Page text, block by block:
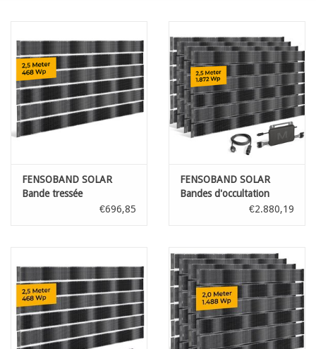
Documents
Carte
FENSOBAND SOLAR
Bande tressée
photovoltaïque h:19cm
€696,85
FENSOBAND SOLAR
Bandes d'occultation
photovoltaïque h:19cm
€2.880,19